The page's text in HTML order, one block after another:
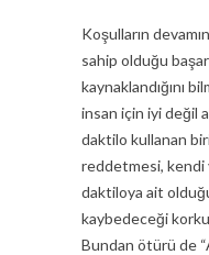
Koşulların
sahip olduğu
kaynaklandığını
insan için iyi değil
daktilo kullanan
reddetmesi,
daktiloya ait
kaybedeceği
Bundan ötürü de